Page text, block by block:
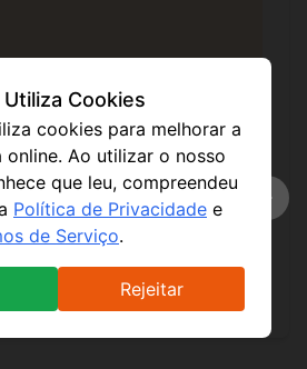
Aldeia Ruiva
a-Nova, esta praia fluvial é uma
com o parque de campismo,
Cookies
cookies para melhorar a
online. Ao utilizar o nosso
que leu, compreendeu
Política de Privacidade e
de Serviço.
Rejeitar